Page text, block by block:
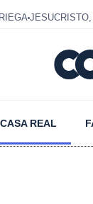
CASA REAL